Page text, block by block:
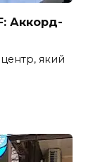
Аккорд-
який